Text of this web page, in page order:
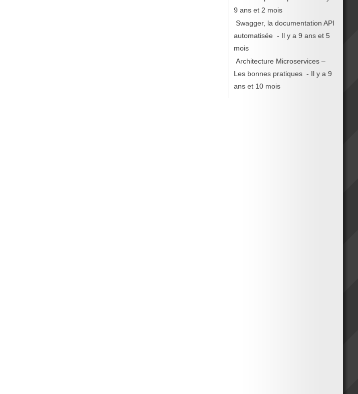
9 ans et 2 mois
Swagger, la documentation API
automatisée - Il y a 9 ans et 5
mois
Architecture Microservices –
Les bonnes pratiques - Il y a 9
ans et 10 mois